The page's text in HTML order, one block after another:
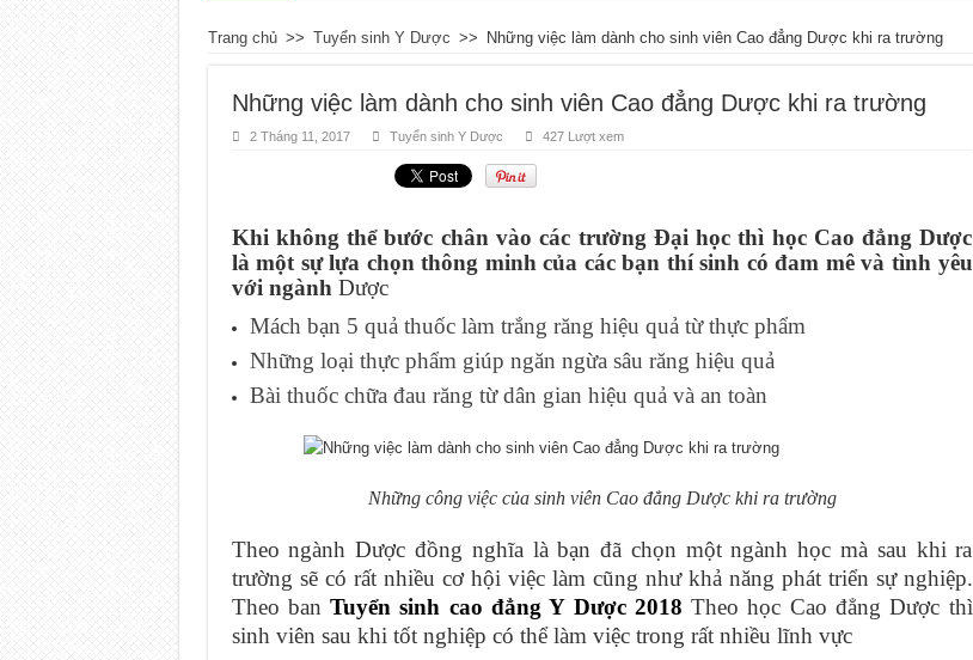
Trang chủ >> Tuyển sinh Y Dược >> Những việc làm dành cho sinh viên Cao đẳng Dược khi ra trường
Những việc làm dành cho sinh viên Cao đẳng Dược khi ra trường
2 Tháng 11, 2017 Tuyển sinh Y Dược 427 Lượt xem
Khi không thể bước chân vào các trường Đại học thì học Cao đẳng Dược
là một sự lựa chọn thông minh của các bạn thí sinh có đam mê và tình yêu
với ngành Dược
Mách bạn 5 quả thuốc làm trắng răng hiệu quả từ thực phẩm
Những loại thực phẩm giúp ngăn ngừa sâu răng hiệu quả
Bài thuốc chữa đau răng từ dân gian hiệu quả và an toàn
Những công việc của sinh viên Cao đẳng Dược khi ra trường
Theo ngành Dược đồng nghĩa là bạn đã chọn một ngành học mà sau khi ra
trường sẽ có rất nhiều cơ hội việc làm cũng như khả năng phát triển sự nghiệp.
Theo banTuyển sinh cao đẳng Y Dược 2018 Theo học Cao đẳng Dược thì
sinh viên sau khi tốt nghiệp có thể làm việc trong rất nhiều lĩnh vực